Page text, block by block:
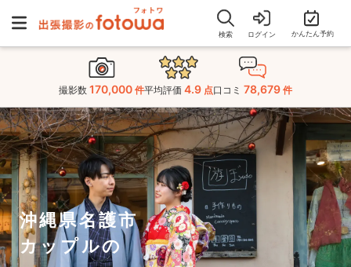
検索 ログイン かんたん予約
撮影数 170,000 件平均評価 4.9 点口コミ 78,679 件
沖縄県名護市
カップルの